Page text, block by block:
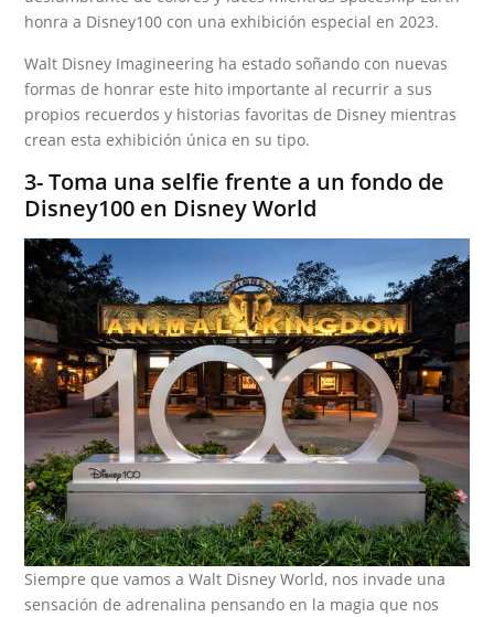
honra a Disney100 con una exhibición especial en 2023.
Walt Disney Imagineering ha estado soñando con nuevas
formas de honrar este hito importante al recurrir a sus
propios recuerdos y historias favoritas de Disney mientras
crean esta exhibición única en su tipo.
3- Toma una selfie frente a un fondo de
Disney100 en Disney World
Siempre que vamos a Walt Disney World, nos invade una
sensación de adrenalina pensando en la magia que nos